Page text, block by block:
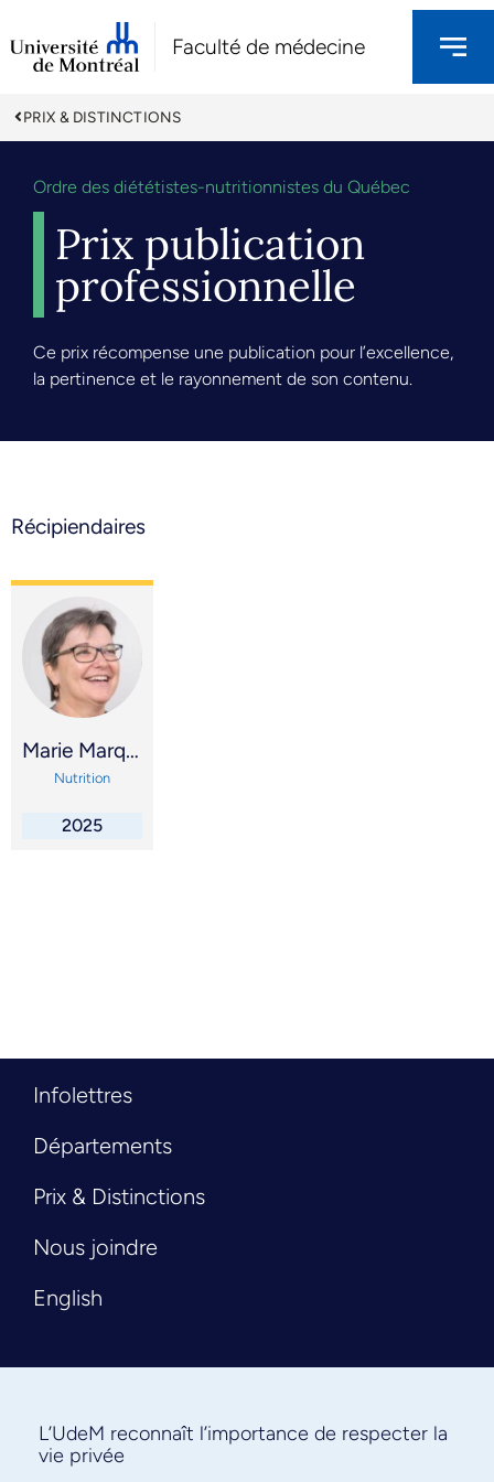
Faculté de médecine
PRIX & DISTINCTIONS
Ordre des diététistes-nutritionnistes du Québec
Prix publication
professionnelle
Ce prix récompense une publication pour l’excellence,
la pertinence et le rayonnement de son contenu.
Récipiendaires
Marie Marquis
Nutrition
2025
Infolettres
Départements
Prix & Distinctions
Nous joindre
English
L’UdeM reconnaît l’importance de respecter la
vie privée